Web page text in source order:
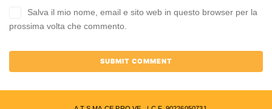
Salva il mio nome, email e sito web in questo browser per la
prossima volta che commento.